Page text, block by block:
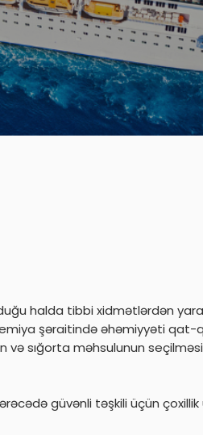
halda tibbi xidmətlərdən
şəraitində əhəmiyyəti
və sığorta məhsulunun
güvənli təşkili üçün